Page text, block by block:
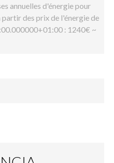
annuelles d'énergie pour
des prix de l'énergie de
: 1240€ ~